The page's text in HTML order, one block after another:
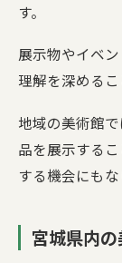
す。
展示物やイベ
理解を深めるこ
地域の美術館
品を展示する
する機会にもな
宮城県内